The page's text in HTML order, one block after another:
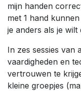
mijn handen
met 1 hand
je anders als je wilt
In zes sessies van
vaardigheden en
vertrouwen te
kleine groepjes